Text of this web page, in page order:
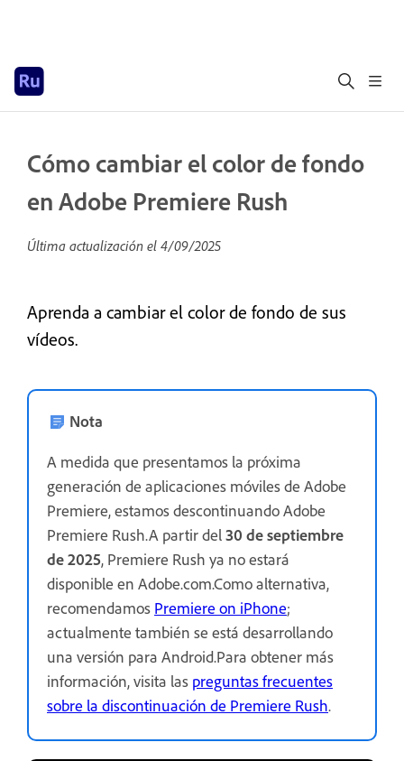
Cómo cambiar el color de fondo
en Adobe Premiere Rush
Última actualización el 4/09/2025
Aprenda a cambiar el color de fondo de sus
vídeos.
Nota
A medida que presentamos la próxima
generación de aplicaciones móviles de Adobe
Premiere, estamos descontinuando Adobe
Premiere Rush.A partir del30 de septiembre
de 2025, Premiere Rush ya no estará
disponible en Adobe.com.Como alternativa,
recomendamos Premiere on iPhone;
actualmente también se está desarrollando
una versión para Android.Para obtener más
información, visita las preguntas frecuentes
sobre la discontinuación de Premiere Rush.